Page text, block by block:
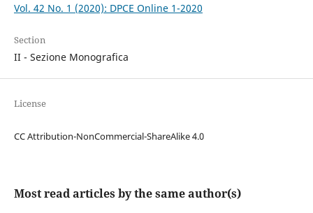
Vol. 42 No. 1 (2020): DPCE Online 1-2020
Section
II - Sezione Monografica
License
CC Attribution-NonCommercial-ShareAlike 4.0
Most read articles by the same author(s)